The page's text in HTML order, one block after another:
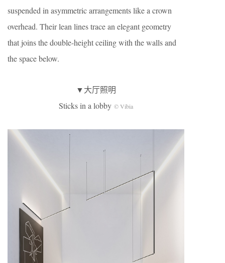
suspended in asymmetric arrangements like a crown
overhead. Their lean lines trace an elegant geometry
that joins the double-height ceiling with the walls and
the space below.
▼大厅照明
Sticks in a lobby © Vibia